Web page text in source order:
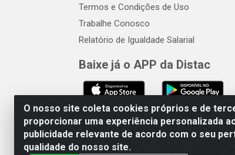
O nosso site coleta cookies próprios e de
proporcionar uma experiência personalizada
publicidade relevante de acordo com o seu
qualidade do nosso site.
Termos e Condições de Uso
Trabalhe Conosco
Relatório de Igualdade Salarial
Baixe já o APP da Distac
Distac Distribuidora -